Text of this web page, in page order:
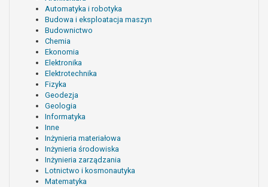
Automatyka i robotyka
Budowa i eksploatacja maszyn
Budownictwo
Chemia
Ekonomia
Elektronika
Elektrotechnika
Fizyka
Geodezja
Geologia
Informatyka
Inne
Inżynieria materiałowa
Inżynieria środowiska
Inżynieria zarządzania
Lotnictwo i kosmonautyka
Matematyka